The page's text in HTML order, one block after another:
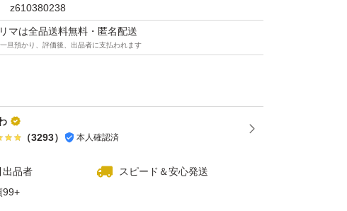
z610380238
マは全品送料無料・匿名配送
旦預かり、評価後、出品者に支払われます
（3293） 本人確認済
出品者
スピード＆安心発送
99+